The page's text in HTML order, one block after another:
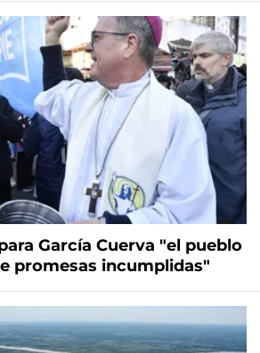
García Cuerva "el pueblo
promesas incumplidas"